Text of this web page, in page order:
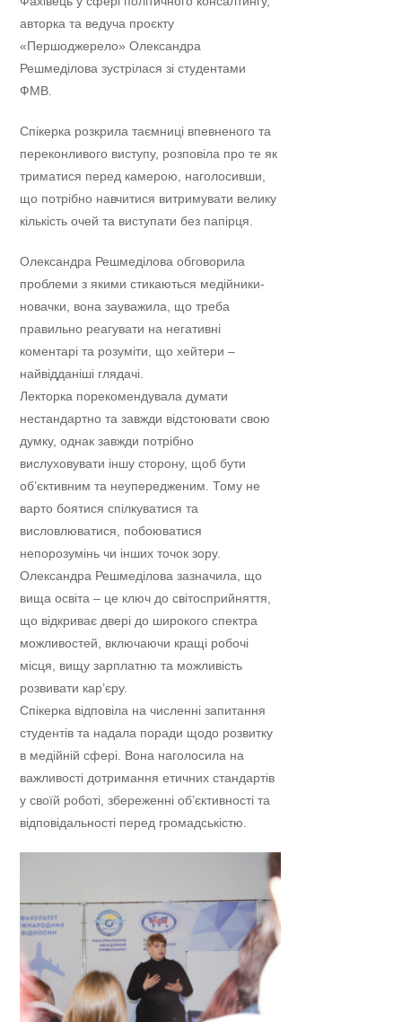
авторка та ведуча проєкту
«Першоджерело» Олександра
Решмеділова зустрілася зі студентами
ФМВ.
Спікерка розкрила таємниці впевненого та
переконливого виступу, розповіла про те як
триматися перед камерою, наголосивши,
що потрібно навчитися витримувати велику
кількість очей та виступати без папірця.
Олександра Решмеділова обговорила
проблеми з якими стикаються медійники-
новачки, вона зауважила, що треба
правильно реагувати на негативні
коментарі та розуміти, що хейтери –
найвідданіші глядачі.
Лекторка порекомендувала думати
нестандартно та завжди відстоювати свою
думку, однак завжди потрібно
вислуховувати іншу сторону, щоб бути
об’єктивним та неупередженим. Тому не
варто боятися спілкуватися та
висловлюватися, побоюватися
непорозумінь чи інших точок зору.
Олександра Решмеділова зазначила, що
вища освіта – це ключ до світосприйняття,
що відкриває двері до широкого спектра
можливостей, включаючи кращі робочі
місця, вищу зарплатню та можливість
розвивати кар’єру.
Спікерка відповіла на численні запитання
студентів та надала поради щодо розвитку
в медійній сфері. Вона наголосила на
важливості дотримання етичних стандартів
у своїй роботі, збереженні об’єктивності та
відповідальності перед громадськістю.